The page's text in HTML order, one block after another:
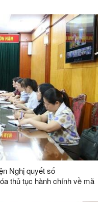
Nghị quyết số
thủ tục hành chính về mã